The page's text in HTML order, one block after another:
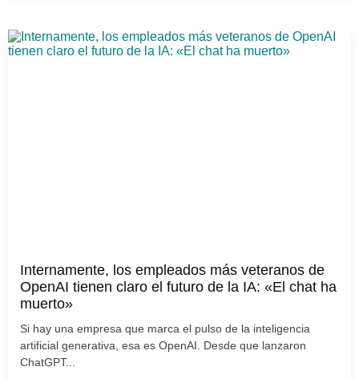
Internamente, los empleados más veteranos de
OpenAI tienen claro el futuro de la IA: «El chat ha
muerto»
Si hay una empresa que marca el pulso de la inteligencia
artificial generativa, esa es OpenAI. Desde que lanzaron
ChatGPT...